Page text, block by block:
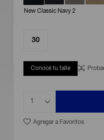
New Classic Navy 2
30
Conocé tu talle
1